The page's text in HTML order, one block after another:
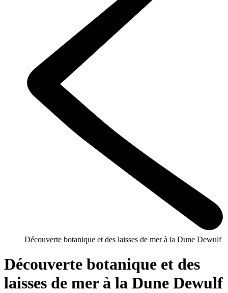
Découverte botanique et des laisses de mer à la Dune Dewulf
Découverte botanique et des
laisses de mer à la Dune Dewulf